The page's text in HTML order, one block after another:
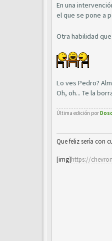
En una
el que se pone a
Otra habilidad
Lo ves Pedro?
Oh, oh... Te la
Última edición por
Que feliz sería con
[img]https://